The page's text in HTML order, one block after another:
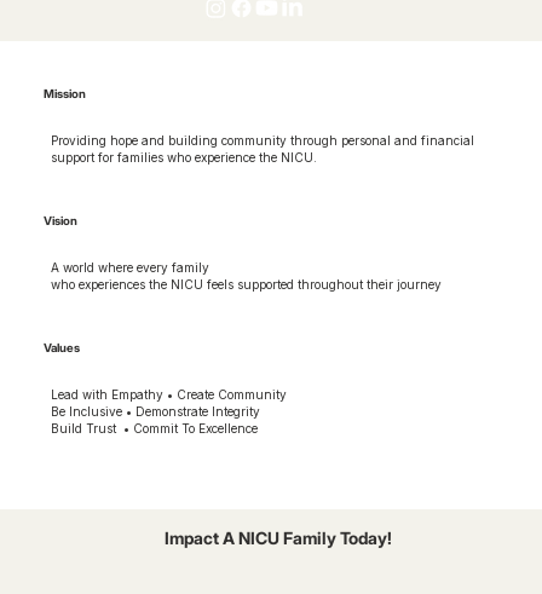
Mission
Providing hope and building community through personal and financial
support for families who experience the NICU.
Vision
A world where every family
who experiences the NICU feels supported throughout their journey
Values
Lead with Empathy • Create Community
Be Inclusive • Demonstrate Integrity
Build Trust • Commit To Excellence
Impact A NICU Family Today!